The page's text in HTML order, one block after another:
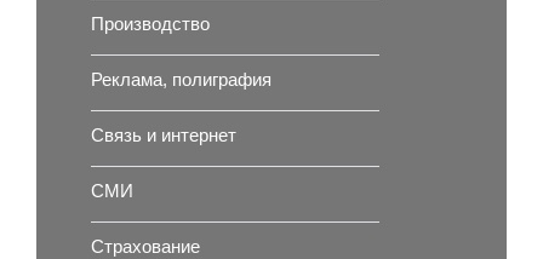
Производство
Реклама, полиграфия
Связь и интернет
СМИ
Страхование